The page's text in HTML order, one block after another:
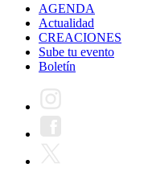
AGENDA
Actualidad
CREACIONES
Sube tu evento
Boletín